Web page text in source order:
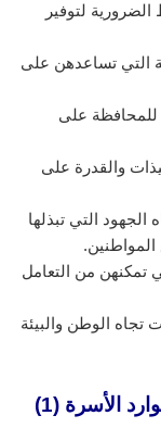
لتوفير
التي تساعدهن على
للمحافظة على
والقدرة على
الجهود التي تبذلها
المواطنين.
تمكنهن من التعامل
تجاه الوطن والبيئة
تحضير المستقبل درس الميزانية وموارد الأسرة (1)